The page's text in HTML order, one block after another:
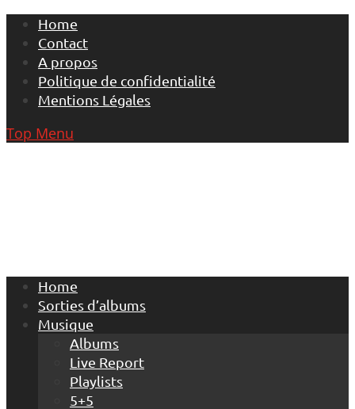
Skip
content
Home
Contact
A propos
Politique de confidentialité
Mentions Légales
Top Menu
Home
Sorties d’albums
Musique
Albums
Live Report
Playlists
5+5